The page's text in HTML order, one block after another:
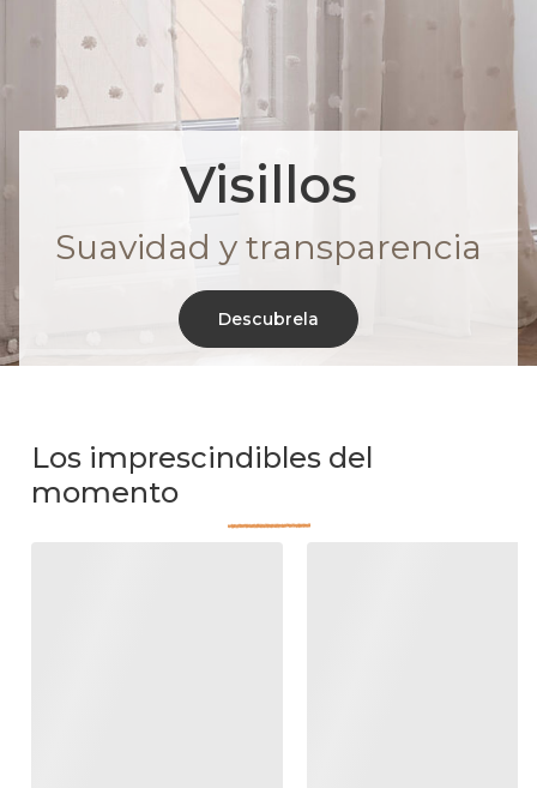
Visillos
Suavidad y transparencia
Descubrela
Los imprescindibles del
momento